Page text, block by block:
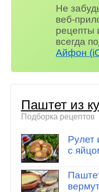
Не
веб-
рецепты
всегда
Айфон
Паштет из
Подборка рецептов
Рулет
с